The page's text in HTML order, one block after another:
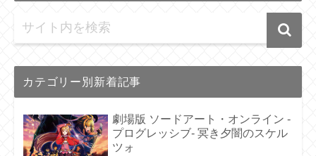
カテゴリー別新着記事
劇場版 ソードアート・オンライン -
プログレッシブ- 冥き夕闇のスケル
ツォ